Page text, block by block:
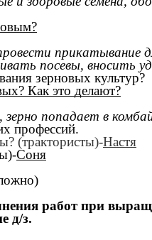
прикатывание
посевы, вносить
зерновых культур?
Как это делают?
попадает в
профессий.
(трактористы)-Настя
Соня
работ при
д/з.